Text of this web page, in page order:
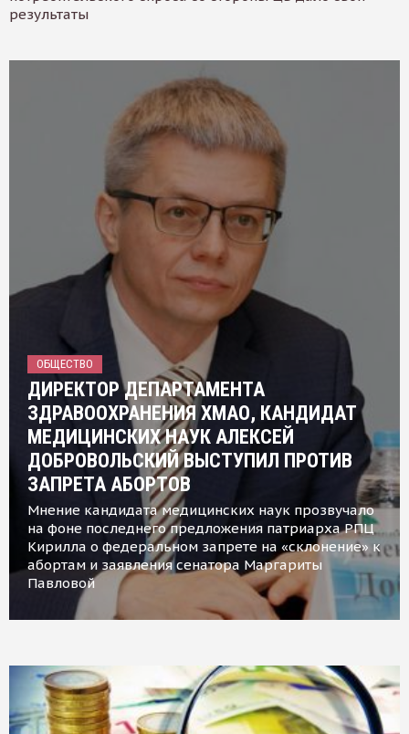
результаты
ОБЩЕСТВО
ДИРЕКТОР ДЕПАРТАМЕНТА
ЗДРАВООХРАНЕНИЯ ХМАО, КАНДИДАТ
МЕДИЦИНСКИХ НАУК АЛЕКСЕЙ
ДОБРОВОЛЬСКИЙ ВЫСТУПИЛ ПРОТИВ
ЗАПРЕТА АБОРТОВ
Мнение кандидата медицинских наук прозвучало
на фоне последнего предложения патриарха РПЦ
Кирилла о федеральном запрете на «склонение» к
абортам и заявления сенатора Маргариты
Павловой